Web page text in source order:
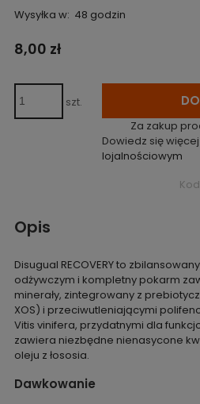
Wysyłka w: 48 godzin
8,00 zł
szt.
Za zakup
Dowiedz się
lojalnościowym
Opis
Disugual RECOVERY to
odżywczym i kompletny pokarm
minerały, zintegrowany z
XOS) i przeciwutleniającymi
Vitis vinifera, przydatnymi dla
zawiera niezbędne nienasycone
oleju z łososia.
Dawkowanie